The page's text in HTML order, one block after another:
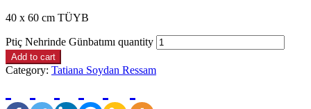
40 x 60 cm TÜYB
Ptiç Nehrinde Günbatımı quantity
Add to cart
Category: Tatiana Soydan Ressam